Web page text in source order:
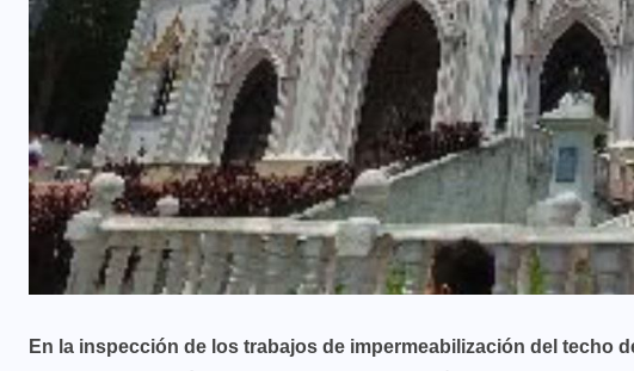
En la inspección de los trabajos de impermeabilización del techo